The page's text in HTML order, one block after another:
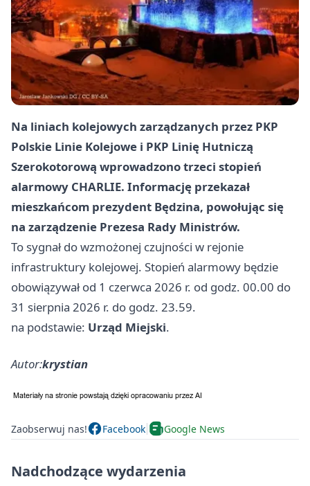
Na liniach kolejowych zarządzanych przez PKP
Polskie Linie Kolejowe i PKP Linię Hutniczą
Szerokotorową wprowadzono trzeci stopień
alarmowy CHARLIE. Informację przekazał
mieszkańcom prezydent Będzina, powołując się
na zarządzenie Prezesa Rady Ministrów.
To sygnał do wzmożonej czujności w rejonie
infrastruktury kolejowej. Stopień alarmowy będzie
obowiązywał od 1 czerwca 2026 r. od godz. 00.00 do
31 sierpnia 2026 r. do godz. 23.59.
na podstawie: Urząd Miejski.
Autor:krystian
Zaobserwuj nas! Facebook Google News
Nadchodzące wydarzenia